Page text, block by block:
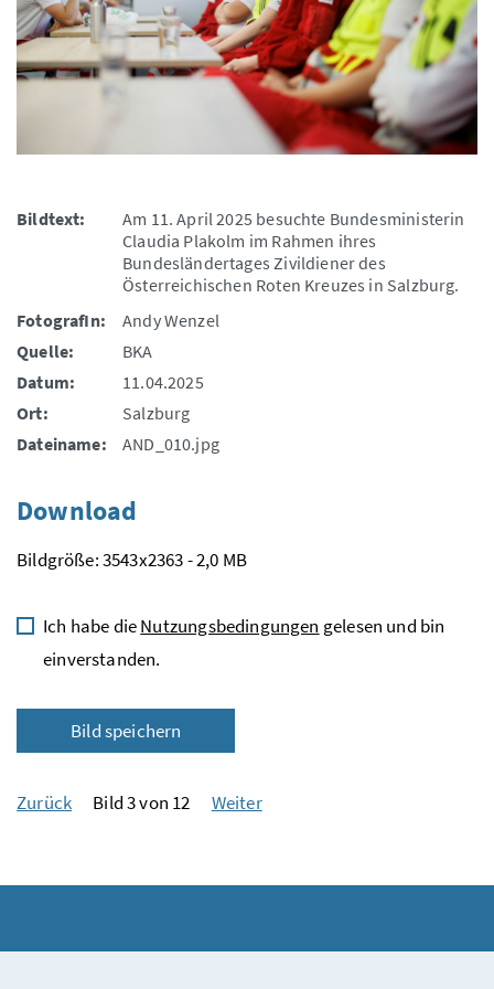
Bildtext:
Am 11. April 2025 besuchte Bundesministerin
Claudia Plakolm im Rahmen ihres
Bundesländertages Zivildiener des
Österreichischen Roten Kreuzes in Salzburg.
FotografIn:
Andy Wenzel
Quelle:
BKA
Datum:
11.04.2025
Ort:
Salzburg
Dateiname:
AND_010.jpg
Download
Bildgröße: 3543x2363 - 2,0 MB
Ich habe dieNutzungsbedingungen gelesen und bin
einverstanden.
Bild speichern
Zurück Bild 3 von 12 Weiter